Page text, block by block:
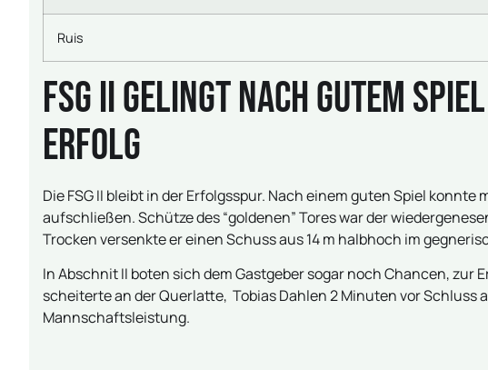
Ruis
FSG II gelingt nach gutem
Erfolg
Die FSG II bleibt in der Erfolgsspur. Nach einem guten Spiel
aufschließen. Schütze des “goldenen” Tores war der
Trocken versenkte er einen Schuss aus 14 m halbhoch im
In Abschnit II boten sich dem Gastgeber sogar noch Chancen,
scheiterte an der Querlatte, Tobias Dahlen 2 Minuten vor Schluss
Mannschaftsleistung.